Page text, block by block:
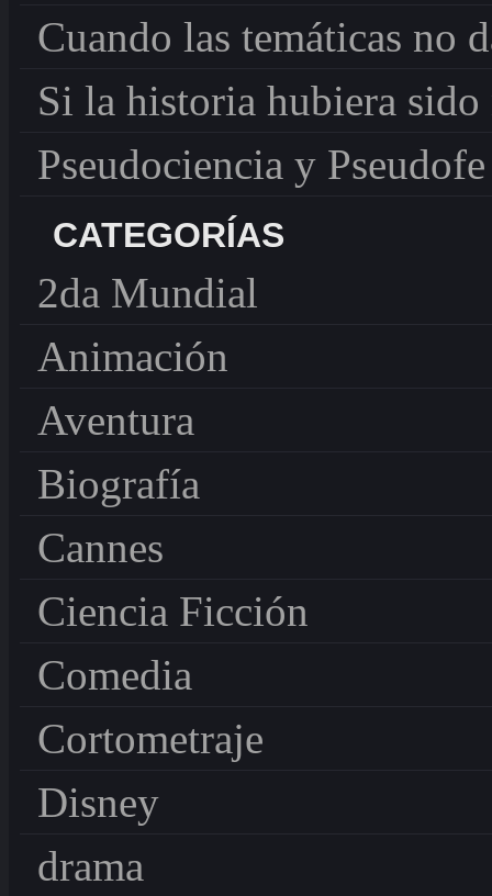
guerra
2da Mundial
Jóvenes
película
Exorcismo
Ficción
Vida Consagrada
Superhéroes
Cuando las temáticas no
Si la historia hubiera
Pseudociencia y Pseudofe
CATEGORÍAS
2da Mundial
Animación
Aventura
Biografía
Cannes
Ciencia Ficción
Comedia
Cortometraje
Disney
drama